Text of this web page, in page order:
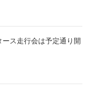
ス走行会は予定通り開